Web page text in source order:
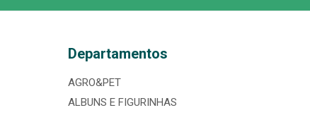
Departamentos
AGRO&PET
ALBUNS E FIGURINHAS